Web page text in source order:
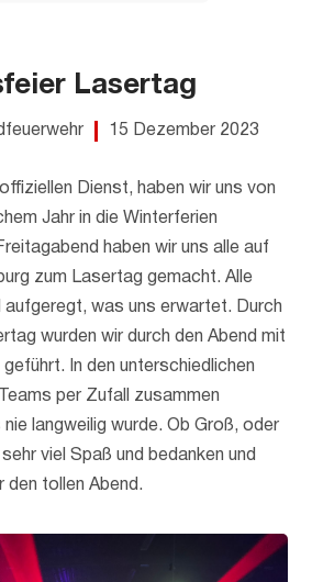
Lasertag
15 Dezember 2023
Dienst, haben wir uns von
Jahr in die Winterferien
haben wir uns alle auf
zum Lasertag gemacht. Alle
aufgeregt, was uns erwartet. Durch
wurden wir durch den Abend mit
In den unterschiedlichen
per Zufall zusammen
langweilig wurde. Ob Groß, oder
viel Spaß und bedanken und
den tollen Abend.